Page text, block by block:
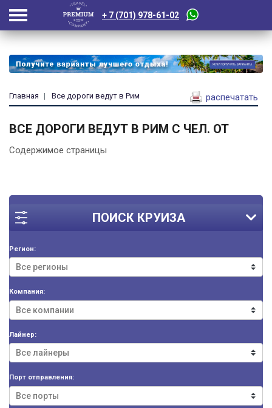
+ 7 (701) 978-61-02
ПОИСК КРУИЗА
Регион:
Компания:
Лайнер:
Порт отправления:
Главная Все дороги ведут в Рим распечатать
ВСЕ ДОРОГИ ВЕДУТ В РИМ С ЧЕЛ. ОТ
Содержимое страницы